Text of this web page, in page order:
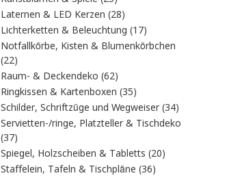
Produkte
Laternen & LED Kerzen 2828
Produkte
Lichterketten & Beleuchtung 1717
Produkte
Notfallkörbe, Kisten & Blumenkörbchen
2222
Produkte
Raum- & Deckendeko 6262
Produkte
Ringkissen & Kartenboxen 3535
Produkte
Schilder, Schriftzüge und Wegweiser 3434
Produkte
Servietten-/ringe, Platzteller & Tischdeko
3737
Produkte
Spiegel, Holzscheiben & Tabletts 2020
Staffelein, Tafeln & Tischpläne 3636